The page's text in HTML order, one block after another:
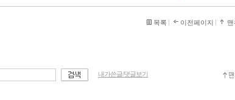
목록 이전페이지 맨
내가쓴글/댓글보기